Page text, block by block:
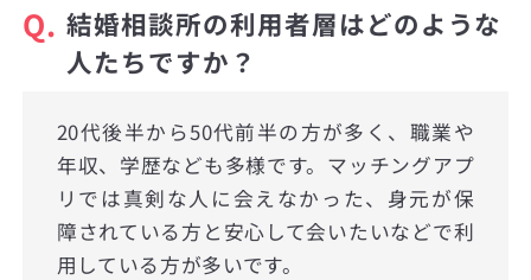
Q. 結婚相談所の利用者層はどのような
人たちですか？
20代後半から50代前半の方が多く、職業や
年収、学歴なども多様です。マッチングアプ
リでは真剣な人に会えなかった、身元が保
障されている方と安心して会いたいなどで利
用している方が多いです。